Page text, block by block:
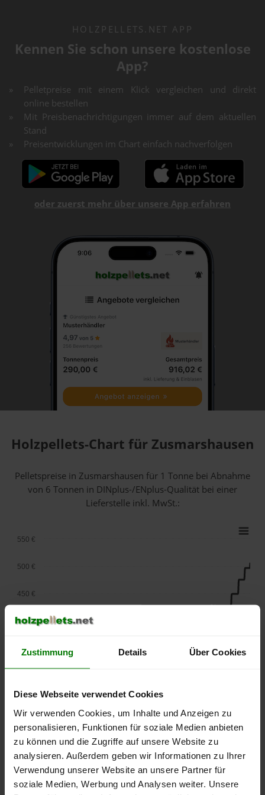
Zustimmung Details Über Cookies
Diese Webseite verwendet Cookies
Wir verwenden Cookies, um Inhalte und Anzeigen zu
personalisieren, Funktionen für soziale Medien anbieten
zu können und die Zugriffe auf unsere Website zu
analysieren. Außerdem geben wir Informationen zu Ihrer
Verwendung unserer Website an unsere Partner für
soziale Medien, Werbung und Analysen weiter. Unsere
HOLZPELLETS.NET APP
Kennen Sie schon unsere kostenlose
App?
Pelletpreise mit einem Klick vergleichen und direkt
online bestellen
Mit Preisbenachrichtigungen immer auf dem aktuellen
Stand
Preisentwicklungen im Chart einfach nachverfolgen
oder zuerst mehr über unsere App erfahren
Holzpellets-Chart für Zusmarshausen
Pelletspreise in Zusmarshausen für 1 Tonne bei Abnahme
von 6 Tonnen in DINplus-/ENplus-Qualität bei einer
Lieferstelle inkl. MwSt.:
lose Ware Sackware
September
Januar
Mai
350 €
400 €
450 €
500 €
550 €
Die aktuelle Preisentwicklung für Holzpellets in Deutschland
können Sie jederzeit auf unsererPelletspreise -Seite
nachvollziehen.